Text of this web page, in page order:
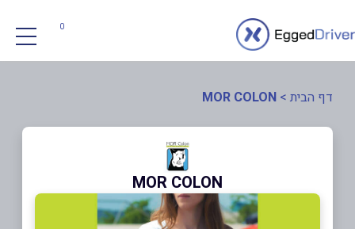
0
דף הבית >
MOR COLON
MOR COLON